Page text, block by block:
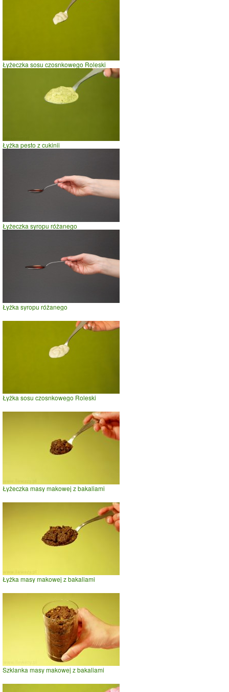
Łyżeczka sosu czosnkowego Roleski
Łyżka pesto z cukinii
Łyżeczka syropu różanego
Łyżka syropu różanego
Łyżka sosu czosnkowego Roleski
Łyżeczka masy makowej z bakaliami
Łyżka masy makowej z bakaliami
Szklanka masy makowej z bakaliami